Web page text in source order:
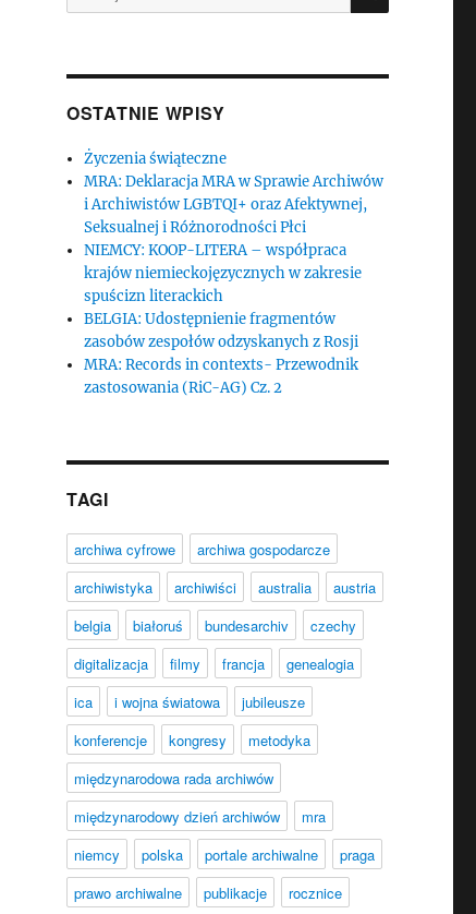
OSTATNIE WPISY
Życzenia świąteczne
MRA: Deklaracja MRA w Sprawie Archiwów
i Archiwistów LGBTQI+ oraz Afektywnej,
Seksualnej i Różnorodności Płci
NIEMCY: KOOP-LITERA – współpraca
krajów niemieckojęzycznych w zakresie
spuścizn literackich
BELGIA: Udostępnienie fragmentów
zasobów zespołów odzyskanych z Rosji
MRA: Records in contexts- Przewodnik
zastosowania (RiC-AG) Cz. 2
TAGI
archiwa cyfrowe
archiwa gospodarcze
archiwistyka
archiwiści australia
austria
belgia
białoruś bundesarchiv
czechy
digitalizacja
filmy francja
genealogia
ica
i wojna światowa
jubileusze
konferencje
kongresy
metodyka
międzynarodowa rada archiwów
międzynarodowy dzień archiwów
mra
niemcy
polska portale archiwalne
praga
prawo archiwalne
publikacje
rocznice